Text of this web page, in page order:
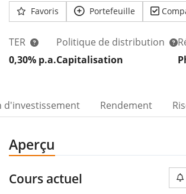
Favoris Portefeuille
TER
0,30% p.a.
Politique de distribution
Capitalisation
d'investissement Rendement
Aperçu
Cours actuel